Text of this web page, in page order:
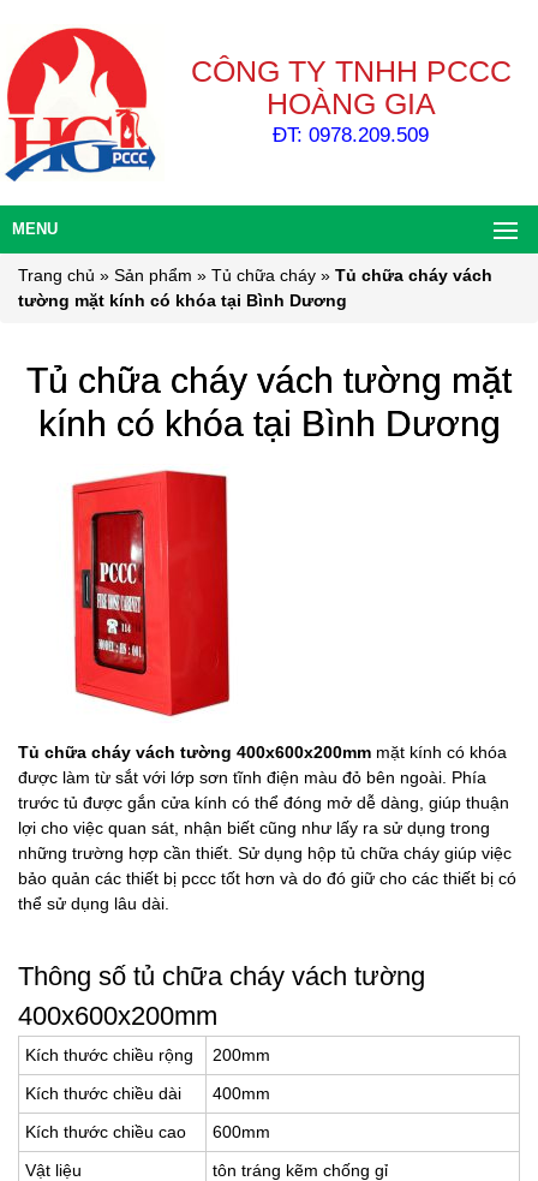
CÔNG TY TNHH PCCC
HOÀNG GIA
ĐT: 0978.209.509
MENU
Trang chủ » Sản phẩm » Tủ chữa cháy » Tủ chữa cháy vách
tường mặt kính có khóa tại Bình Dương
Tủ chữa cháy vách tường mặt
kính có khóa tại Bình Dương
Tủ chữa cháy vách tường 400x600x200mm mặt kính có khóa
được làm từ sắt với lớp sơn tĩnh điện màu đỏ bên ngoài. Phía
trước tủ được gắn cửa kính có thể đóng mở dễ dàng, giúp thuận
lợi cho việc quan sát, nhận biết cũng như lấy ra sử dụng trong
những trường hợp cần thiết. Sử dụng hộp tủ chữa cháy giúp việc
bảo quản các thiết bị pccc tốt hơn và do đó giữ cho các thiết bị có
thể sử dụng lâu dài.
Thông số tủ chữa cháy vách tường
400x600x200mm
Kích thước chiều rộng
200mm
Kích thước chiều dài
400mm
Kích thước chiều cao
600mm
Vật liệu
tôn tráng kẽm chống gỉ